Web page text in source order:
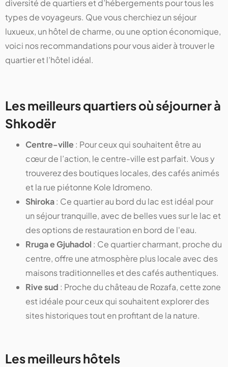
diversité de quartiers et d’hébergements pour tous les
types de voyageurs. Que vous cherchiez un séjour
luxueux, un hôtel de charme, ou une option économique,
voici nos recommandations pour vous aider à trouver le
quartier et l’hôtel idéal.
Les meilleurs quartiers où séjourner à
Shkodër
Centre-ville: Pour ceux qui souhaitent être au
cœur de l’action, le centre-ville est parfait. Vous y
trouverez des boutiques locales, des cafés animés
et la rue piétonne Kole Idromeno.
Shiroka: Ce quartier au bord du lac est idéal pour
un séjour tranquille, avec de belles vues sur le lac et
des options de restauration en bord de l'eau.
Rruga e Gjuhadol : Ce quartier charmant, proche du
centre, offre une atmosphère plus locale avec des
maisons traditionnelles et des cafés authentiques.
Rive sud : Proche du château de Rozafa, cette zone
est idéale pour ceux qui souhaitent explorer des
sites historiques tout en profitant de la nature.
Les meilleurs hôtels